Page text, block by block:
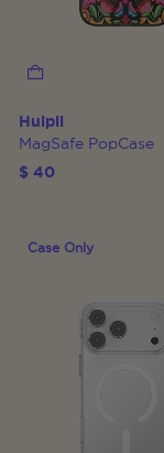
Huipil
MagSafe PopCase
$ 40
Case Only